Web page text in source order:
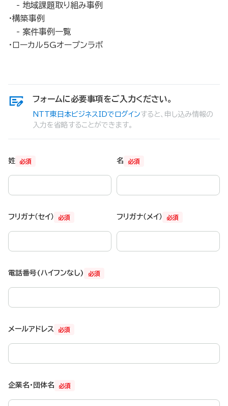
- 地域課題取り組み事例
・構築事例
- 案件事例一覧
・ローカル5Gオープンラボ
フォームに必要事項をご入力ください。
NTT東日本ビジネスIDでログインすると、申し込み情報の
入力を省略することができます。
必須
姓 必須
名
必須
フリガナ（セイ） 必須
フリガナ（メイ）
必須
電話番号(ハイフンなし)
必須
メールアドレス
必須
企業名・団体名